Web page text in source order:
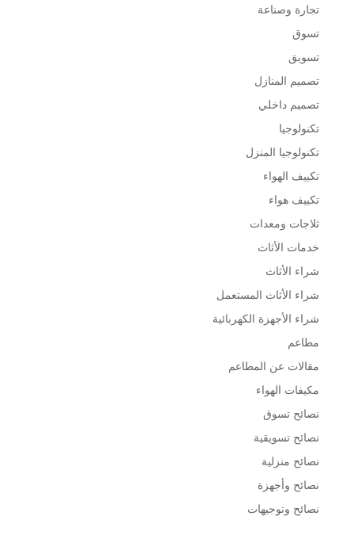
تجارة وصناعة
تسوق
تسويق
تصميم المنازل
تصميم داخلي
تكنولوجيا
تكنولوجيا المنزل
تكييف الهواء
تكييف هواء
ثلاجات ومعدات
خدمات الأثاث
شراء الأثاث
شراء الأثاث المستعمل
شراء الأجهزة الكهربائية
مطاعم
مقالات عن المطاعم
مكيفات الهواء
نصائح تسوق
نصائح تسويقية
نصائح منزلية
نصائح وأجهزة
نصائح وتوجيهات